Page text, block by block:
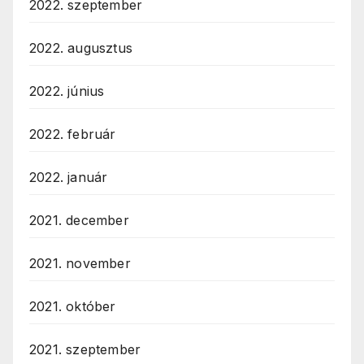
2022. szeptember
2022. augusztus
2022. június
2022. február
2022. január
2021. december
2021. november
2021. október
2021. szeptember